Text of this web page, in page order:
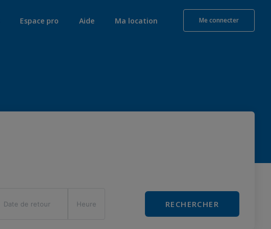
Espace pro Aide Ma location Me connecter
RECHERCHER